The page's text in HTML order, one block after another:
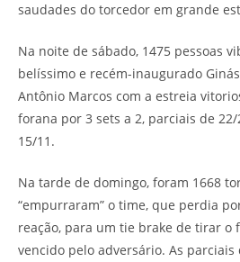
saudades do torcedor em grande
Na noite de sábado, 1475 pessoas
belíssimo e recém-inaugurado
Antônio Marcos com a estreia
forana por 3 sets a 2, parciais de 22/
15/11.
Na tarde de domingo, foram 1668
“empurraram” o time, que perdia
reação, para um tie brake de tirar o
vencido pelo adversário. As